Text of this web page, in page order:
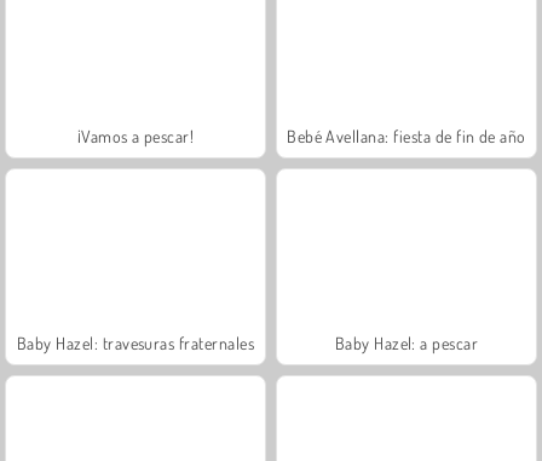
¡Vamos a pescar! Bebé Avellana: fiesta de fin de año
Baby Hazel: travesuras fraternales Baby Hazel: a pescar